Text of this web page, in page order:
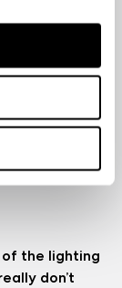
of the lighting
don’t